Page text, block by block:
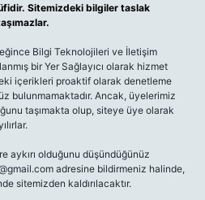
Sitemizdeki bilgiler taslak
Bilgi Teknolojileri ve İletişim
bir Yer Sağlayıcı olarak hizmet
içerikleri proaktif olarak denetleme
bulunmamaktadır. Ancak, üyelerimiz
taşımakta olup, siteye üye olarak
aykırı olduğunu düşündüğünüz
adresine bildirmeniz halinde,
sitemizden kaldırılacaktır.